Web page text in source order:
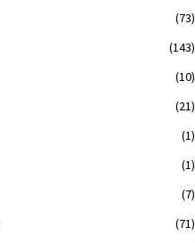
(73)
(143)
(10)
(21)
(1)
(1)
(7)
(71)